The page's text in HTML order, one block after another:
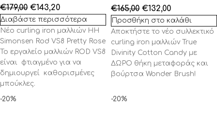
€179,00 €143,20
Διαβάστε περισσότερα
Νέο curling iron μαλλιών HH
Simonsen Rod VS8 Pretty Rose
Το εργαλείο μαλλιών ROD VS8
είναι φτιαγμένο για να
δημιουργεί καθορισμένες
μπούκλες.
€165,00 €132,00
Προσθήκη στο καλάθι
Αποκτήστε το νέο συλλεκτικό
curling iron μαλλιών True
Divinity Cotton Candy με
ΔΩΡΟ θήκη μεταφοράς και
βούρτσα Wonder Brush!
-20% -20%